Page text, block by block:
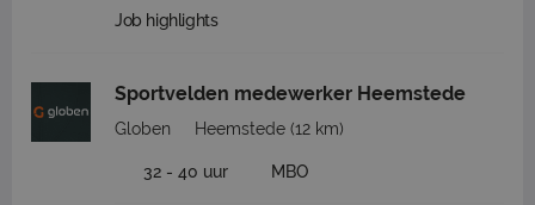
Job highlights
Sportvelden medewerker Heemstede
Globen Heemstede (12 km)
32 - 40 uur MBO